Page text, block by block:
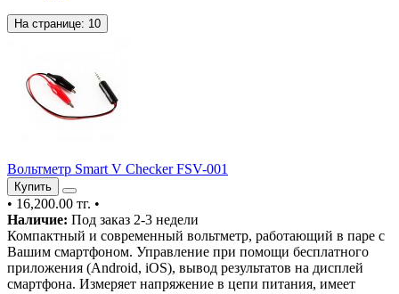
На странице: 10
Вольтметр Smart V Checker FSV-001
Купить
• 16,200.00 тг. •
Наличие: Под заказ 2-3 недели
Компактный и современный вольтметр, работающий в паре с
Вашим смартфоном. Управление при помощи бесплатного
приложения (Android, iOS), вывод результатов на дисплей
смартфона. Измеряет напряжение в цепи питания, имеет